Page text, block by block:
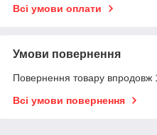
Всі умови оплати
Умови повернення
Повернення товару впродовж
Всі умови повернення